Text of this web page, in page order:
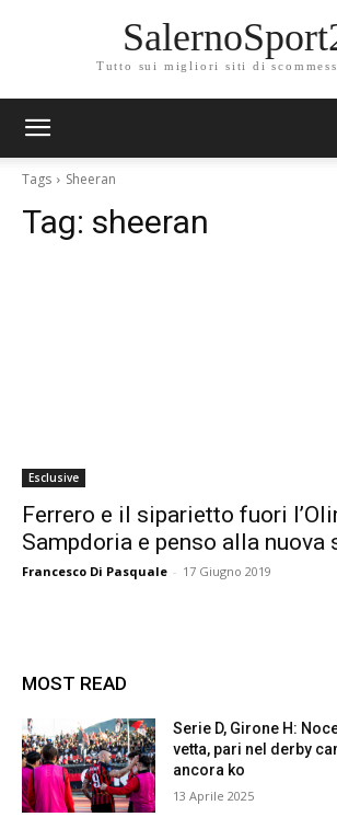
Tutto sui migliori siti di
Tags Sheeran
Tag: sheeran
Esclusive
Ferrero e il siparietto fuori
Sampdoria e penso alla nuova
Francesco Di Pasquale - 17 Giugno 2019
MOST READ
Serie D, Girone H:
vetta, pari nel derby
ancora ko
13 Aprile 2025